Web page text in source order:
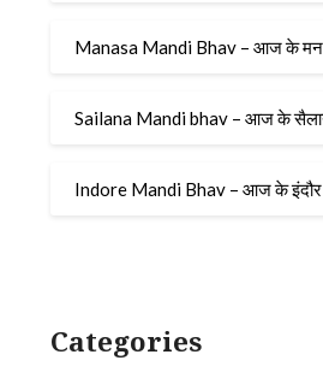
Manasa Mandi Bhav – आज के
Sailana Mandi bhav – आज के
Indore Mandi Bhav – आज के इंदौर
Categories